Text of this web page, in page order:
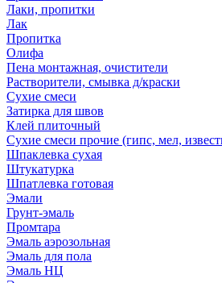
Лаки, пропитки
Лак
Пропитка
Олифа
Пена монтажная, очистители
Растворители, смывка д/краски
Сухие смеси
Затирка для швов
Клей плиточный
Сухие смеси прочие (гипс, мел,
Шпаклевка сухая
Штукатурка
Шпатлевка готовая
Эмали
Грунт-эмаль
Промтара
Эмаль аэрозольная
Эмаль для пола
Эмаль НЦ